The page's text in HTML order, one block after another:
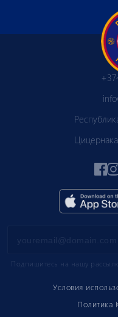
Условия
Политика
Подпишитесь на нашу